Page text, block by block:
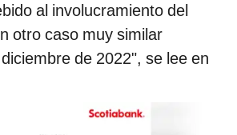
al involucramiento del
otro caso muy similar
de 2022", se lee en